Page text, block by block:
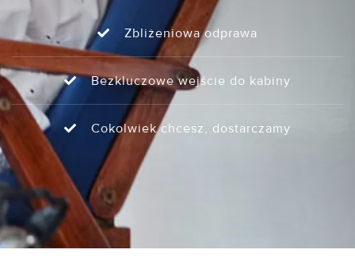
Zbliżeniowa odprawa
Bezkluczowe wejście do kabiny
Cokolwiek chcesz, dostarczamy